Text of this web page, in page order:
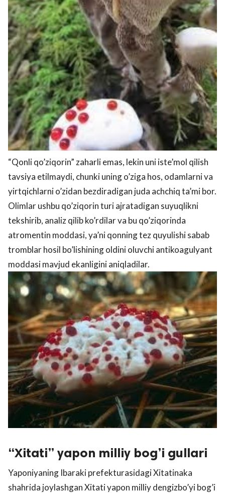
“Qonli qo’ziqorin” zaharli emas, lekin uni iste’mol qilish
tavsiya etilmaydi, chunki uning o’ziga hos, odamlarni va
yirtqichlarni o’zidan bezdiradigan juda achchiq ta’mi bor.
Olimlar ushbu qo’ziqorin turi ajratadigan suyuqlikni
tekshirib, analiz qilib ko’rdilar va bu qo’ziqorinda
atromentin moddasi, ya’ni qonning tez quyulishi sabab
tromblar hosil bo’lishining oldini oluvchi antikoagulyant
moddasi mavjud ekanligini aniqladilar.
“Xitati” yapon milliy bog’i gullari
Yaponiyaning Ibaraki prefekturasidagi Xitatinaka
shahrida joylashgan Xitati yapon milliy dengizbo’yi bog’i